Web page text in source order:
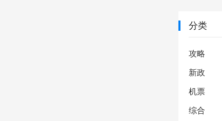
分类
攻略
新政
机票
综合